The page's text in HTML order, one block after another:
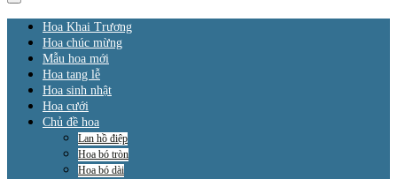
Hoa Khai Trương
Hoa chúc mừng
Mẫu hoa mới
Hoa tang lễ
Hoa sinh nhật
Hoa cưới
Chủ đề hoa
Lan hồ điệp
Hoa bó tròn
Hoa bó dài